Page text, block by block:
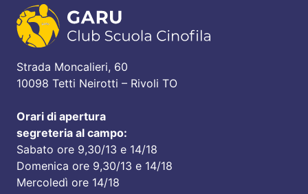
Strada Moncalieri, 60
10098 Tetti Neirotti – Rivoli TO
Orari di apertura
segreteria al campo:
Sabato ore 9,30/13 e 14/18
Domenica ore 9,30/13 e 14/18
Mercoledì ore 14/18